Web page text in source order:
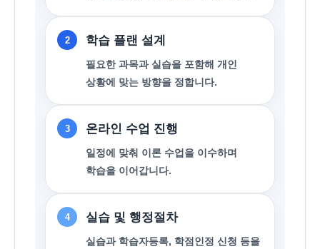
2 학습 플랜 설계
필요한 과목과 실습을 포함해 개인
상황에 맞는 방향을 정합니다.
3 온라인 수업 진행
일정에 맞춰 이론 수업을 이수하며
학습을 이어갑니다.
4 실습 및 행정절차
실습과 학습자등록, 학점인정 신청 등을